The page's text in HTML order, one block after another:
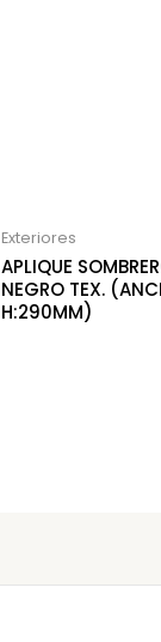
Exteriores
APLIQUE
NEGRO TEX.
H:290MM)